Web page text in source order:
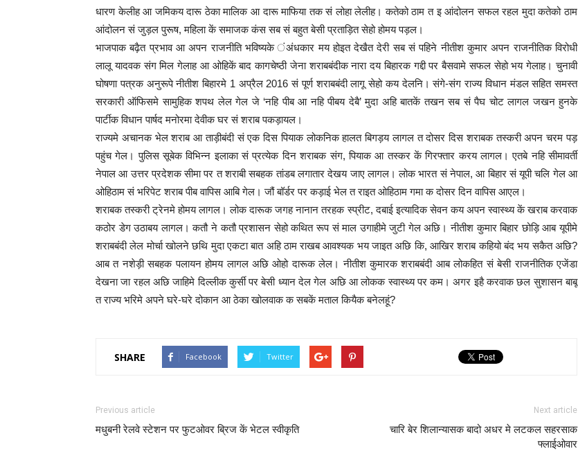
धारण केलीह आ जमिकय दारू ठेका मालिक आ दारू माफिया तक सं लोहा लेलीह। कतेको ठाम त इ आंदोलन सफल रहल मुदा कतेको ठाम
आंदोलन सं जुड़ल पुरूष, महिला कें समाजक कंस सब सं बहुत बेसी प्रताड़ित सेहो होमय पड़ल।
भाजपाक बढ़ैत प्रभाव आ अपन राजनीति भविष्यके ंअंधकार मय होइत देखैत देरी सब सं पहिने नीतीश कुमार अपन राजनीतिक विरोधी
लालू यादवक संग मिल गेलाह आ ओहिकें बाद कागचेष्ठी जेना शराबबंदीक नारा दय बिहारक गद्दी पर बैसवामे सफल सेहो भय गेलाह। चुनावी
घोषणा पत्रक अनुरूपे नीतीश बिहारमे 1 अप्रैल 2016 सं पूर्ण शराबबंदी लागू सेहो कय देलनि। संगे-संग राज्य विधान मंडल सहित समस्त
सरकारी ऑफिसमे सामुहिक शपथ लेल गेल जे ‘नहि पीब आ नहि पीबय देबै’ मुदा अहि बातकें तखन सब सं पैघ चोट लागल जखन हुनके
पार्टीक विधान पार्षद मनोरमा देवीक घर सं शराब पकड़ायल।
राज्यमे अचानक भेल शराब आ ताड़ीबंदी सं एक दिस पियाक लोकनिक हालत बिगड़य लागल त दोसर दिस शराबक तस्करी अपन चरम पड़
पहुंच गेल। पुलिस सूबेक विभिन्न इलाका सं प्रत्येक दिन शराबक संग, पियाक आ तस्कर कें गिरफ्तार करय लागल। एतबे नहि सीमावर्ती
नेपाल आ उत्तर प्रदेशक सीमा पर त शराबी सबहक तांडब लगातार देखय जाए लागल। लोक भारत सं नेपाल, आ बिहार सं यूपी चलि गेल आ
ओहिठाम सं भरिपेट शराब पीब वापिस आबि गेल। जौं बॉर्डर पर कड़ाई भेल त राइत ओहिठाम गमा क दोसर दिन वापिस आएल।
शराबक तस्करी ट्रेनमे होमय लागल। लोक दारूक जगह नानान तरहक स्प्रीट, दबाई इत्यादिक सेवन कय अपन स्वास्थ्य कें खराब करवाक
कठोर डेग उठाबय लागल। कतौ ने कतौ प्रशासन सेहो कथित रूप सं माल उगाहीमे जुटी गेल अछि। नीतीश कुमार बिहार छोड़ि आब यूपीमे
शराबबंदी लेल मोर्चा खोलने छथि मुदा एकटा बात अहि ठाम राखब आवश्यक भय जाइत अछि कि, आखिर शराब कहियो बंद भय सकैत अछि?
आब त नशेड़ी सबहक पलायन होमय लागल अछि ओहो दारूक लेल। नीतीश कुमारक शराबबंदी आब लोकहित सं बेसी राजनीतिक एजेंडा
देखना जा रहल अछि जाहिमे दिल्लीक कुर्सी पर बेसी ध्यान देल गेल अछि आ लोकक स्वास्थ्य पर कम। अगर इहै करवाक छल सुशासन बाबू
त राज्य भरिमे अपने घरे-घरे दोकान आ ठेका खोलवाक क सबकें मताल कियैक बनेलहूं?
SHARE Facebook Twitter
Previous article
मधुबनी रेलवे स्टेशन पर फुटओवर ब्रिज कें भेटल स्वीकृति
Next article
चारि बेर शिलान्यासक बादो अधर मे लटकल सहरसाक
फ्लाईओवार